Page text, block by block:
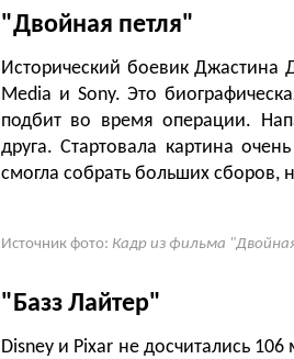
"Двойная петля"
Исторический боевик Джастина
Media и Sony. Это
подбит во время операции.
друга. Стартовала картина
смогла собрать больших сборов,
Источник фото: Кадр из фильма
"Базз Лайтер"
Disney и Pixar не досчитались